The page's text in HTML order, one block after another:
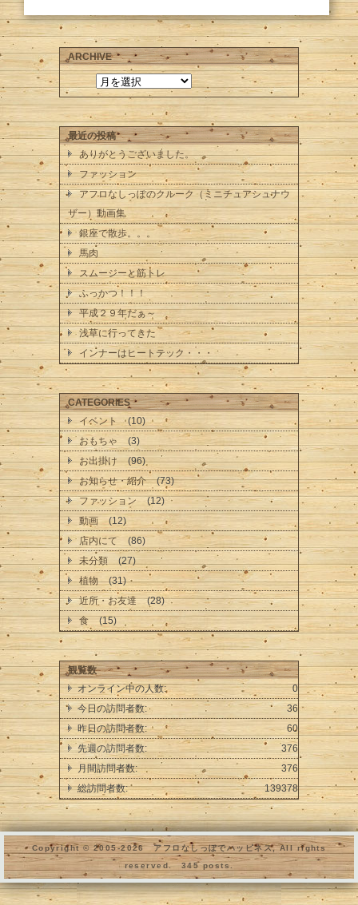
ARCHIVE
最近の投稿
ありがとうございました。
ファッション
アフロなしっぽのクルーク（ミニチュアシュナウ
ザー）動画集
銀座で散歩。。。
馬肉
スムージーと筋トレ
ふっかつ！！！
平成２９年だぁ～
浅草に行ってきた
インナーはヒートテック・・・
CATEGORIES
イベント
(10)
おもちゃ
(3)
お出掛け
(96)
お知らせ・紹介
(73)
ファッション
(12)
動画
(12)
店内にて
(86)
未分類
(27)
植物
(31)
近所・お友達
(28)
食
(15)
観覧数
0
オンライン中の人数:
36
今日の訪問者数:
60
昨日の訪問者数:
376
先週の訪問者数:
376
月間訪問者数:
139378
総訪問者数:
Copyright © 2005-2026 アフロなしっぽでハッピネス, All rights
reserved. 345 posts.